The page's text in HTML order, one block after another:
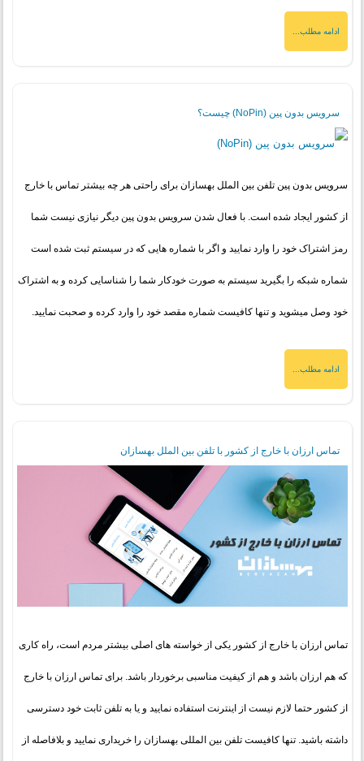
ادامه مطلب...
سرویس بدون پین (NoPin) چیست؟
سرویس بدون پین تلفن بین الملل بهسازان برای راحتی هر چه بیشتر تماس با خارج
از کشور ایجاد شده است. با فعال شدن سرویس بدون پین دیگر نیازی نیست شما
رمز اشتراک خود را وارد نمایید و اگر با شماره هایی که در سیستم ثبت شده است
شماره شبکه را بگیرید سیستم به صورت خودکار شما را شناسایی کرده و به اشتراک
خود وصل میشوید و تنها کافیست شماره مقصد خود را وارد کرده و صحبت نمایید.
ادامه مطلب...
تماس ارزان با خارج از کشور با تلفن بین الملل بهسازان
تماس ارزان با خارج از کشور یکی از خواسته های اصلی بیشتر مردم است، راه کاری
که هم ارزان باشد و هم از کیفیت مناسبی برخوردار باشد. برای تماس ارزان با خارج
از کشور حتما لازم نیست از اینترنت استفاده نمایید و یا به تلفن ثابت خود دسترسی
داشته باشید. تنها کافیست تلفن بین المللی بهسازان را خریداری نمایید و بلافاصله از